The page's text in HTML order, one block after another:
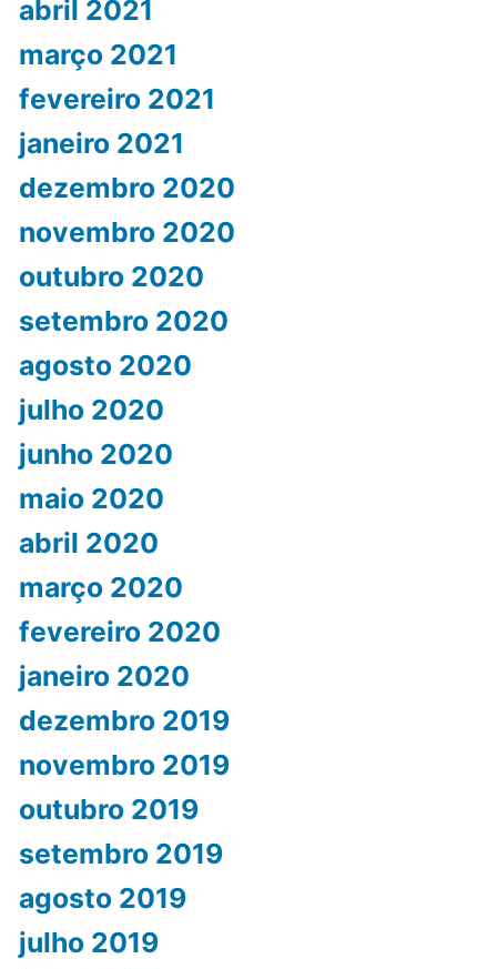
abril 2021
março 2021
fevereiro 2021
janeiro 2021
dezembro 2020
novembro 2020
outubro 2020
setembro 2020
agosto 2020
julho 2020
junho 2020
maio 2020
abril 2020
março 2020
fevereiro 2020
janeiro 2020
dezembro 2019
novembro 2019
outubro 2019
setembro 2019
agosto 2019
julho 2019